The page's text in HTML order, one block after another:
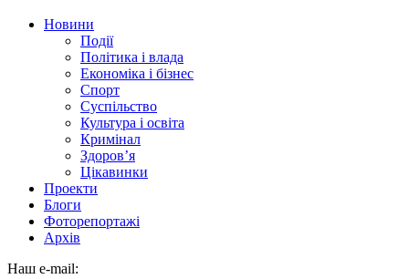
Новини
Події
Політика і влада
Економіка і бізнес
Спорт
Суспільство
Культура і освіта
Кримінал
Здоров’я
Цікавинки
Проекти
Блоги
Фоторепортажі
Архів
Наш e-mail: